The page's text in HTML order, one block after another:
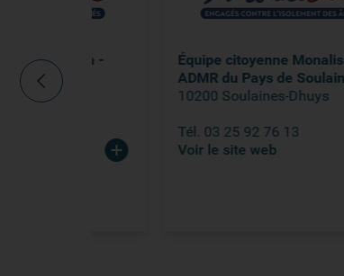
-
Équipe citoyenne Monalisa -
ADMR du Pays de Soulaines
10200 Soulaines-Dhuys
Tél. 03 25 92 76 13
Voir le site web